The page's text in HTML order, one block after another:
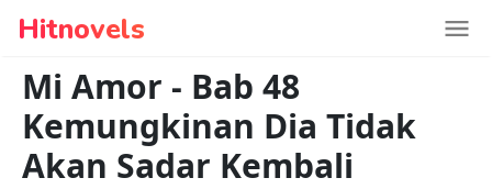
Hitnovels
Mi Amor - Bab 48
Kemungkinan Dia Tidak
Akan Sadar Kembali